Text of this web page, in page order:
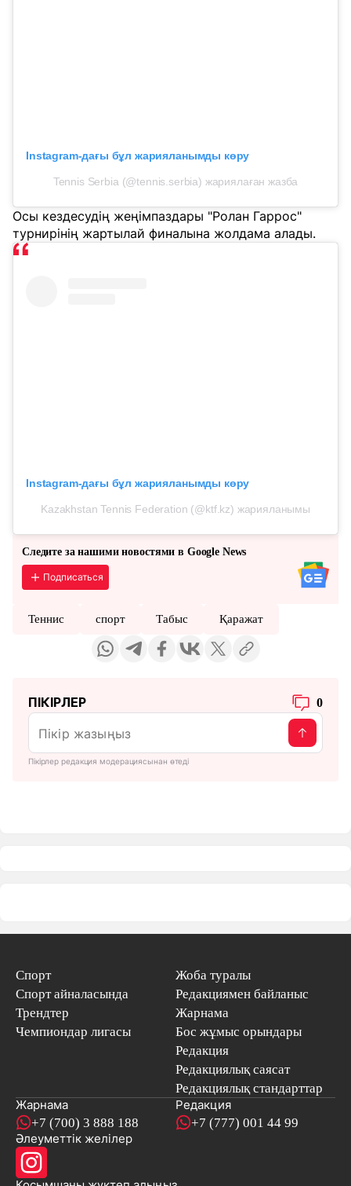
Instagram-дағы бұл жарияланымды көру
Tennis Serbia (@tennis.serbia) жариялаған жазба
Осы кездесудің жеңімпаздары "Ролан Гаррос"
турнирінің жартылай финалына жолдама алады.
Instagram-дағы бұл жарияланымды көру
Kazakhstan Tennis Federation (@ktf.kz) жарияланымы
Следите за нашими новостями в Google News
Подписаться
Теннис спорт Табыс Қаражат
ПІКІРЛЕР 0
Пікірлер редакция модерациясынан өтеді
Спорт
Спорт айналасында
Трендтер
Чемпиондар лигасы
Жоба туралы
Редакциямен байланыс
Жарнама
Бос жұмыс орындары
Редакция
Редакциялық саясат
Редакциялық стандарттар
Жарнама
+7 (700) 3 888 188
Редакция
+7 (777) 001 44 99
Әлеуметтік желілер